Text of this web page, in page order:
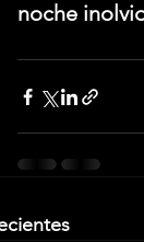
noche